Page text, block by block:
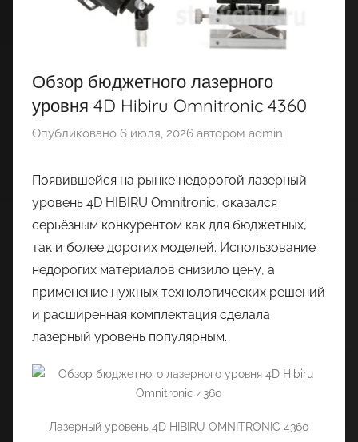
Обзор бюджетного лазерного
уровня 4D Hibiru Omnitronic 4360
Опубликовано 6 июля, 2026 автором admin
Появившейся на рынке недорогой лазерный
уровень 4D HIBIRU Omnitronic, оказался
серьёзным конкурентом как для бюджетных,
так и более дорогих моделей. Использование
недорогих материалов снизило цену, а
применение нужных технологических решений
и расширенная комплектация сделала
лазерный уровень популярным.
Лазерный уровень 4D HIBIRU OMNITRONIC 4360